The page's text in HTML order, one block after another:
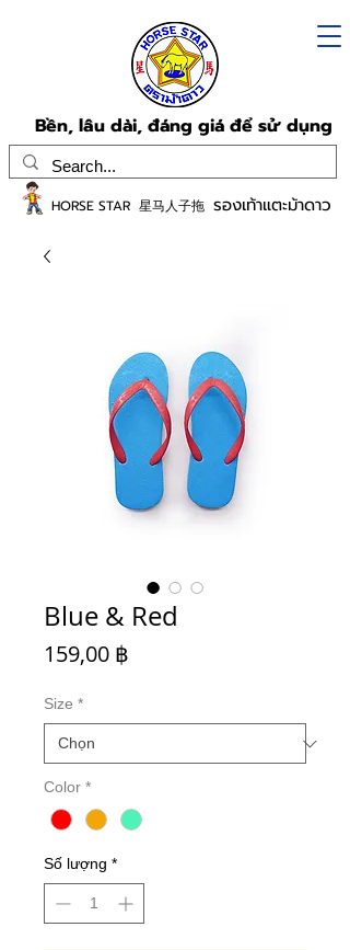
Bền, lâu dài, đáng giá để sử dụng
HORSE STAR 星马人子拖 รองเท้าแตะม้าดาว
Blue & Red
159,00 ฿
Size *
Color *
Số lượng *